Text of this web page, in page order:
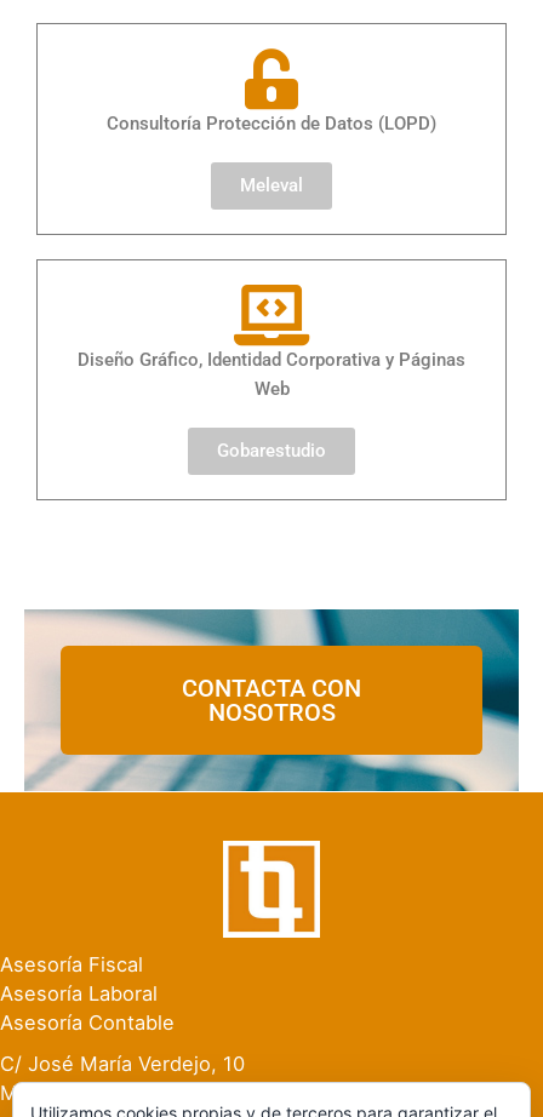
Consultoría Protección de Datos (LOPD)
Meleval
Diseño Gráfico, Identidad Corporativa y Páginas
Web
Gobarestudio
CONTACTA CON
NOSOTROS
Asesoría Fiscal
Asesoría Laboral
Asesoría Contable
C/ José María Verdejo, 10
Manises (Valencia)
Utilizamos cookies propias y de terceros para garantizar el